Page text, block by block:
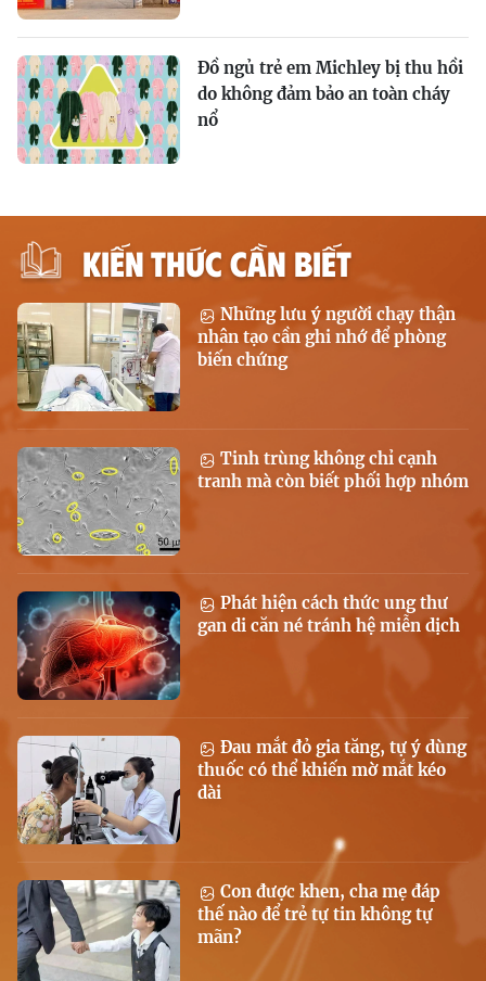
Đồ ngủ trẻ em Michley bị thu hồi
do không đảm bảo an toàn cháy
nổ
KIẾN THỨC CẦN BIẾT
Những lưu ý người chạy thận
nhân tạo cần ghi nhớ để phòng
biến chứng
Tinh trùng không chỉ cạnh
tranh mà còn biết phối hợp nhóm
Phát hiện cách thức ung thư
gan di căn né tránh hệ miễn dịch
Đau mắt đỏ gia tăng, tự ý dùng
thuốc có thể khiến mờ mắt kéo
dài
Con được khen, cha mẹ đáp
thế nào để trẻ tự tin không tự
mãn?